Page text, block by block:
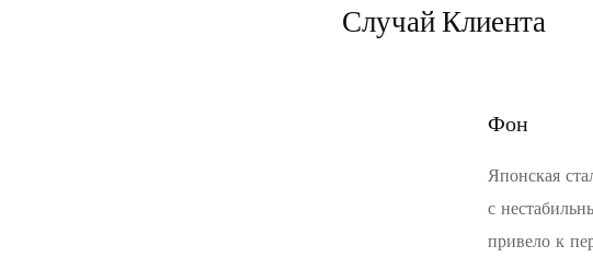
Случай Клиента
Фон
Японская
с
привело к